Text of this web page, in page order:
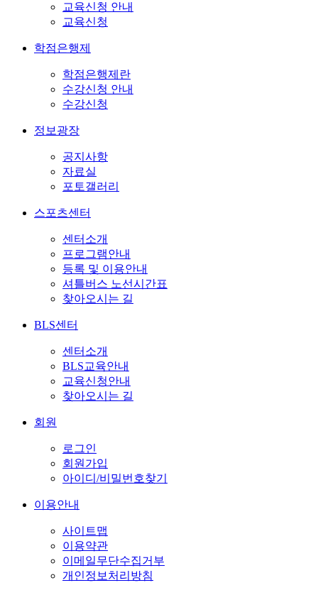
교육신청 안내
교육신청
학점은행제
학점은행제란
수강신청 안내
수강신청
정보광장
공지사항
자료실
포토갤러리
스포츠센터
센터소개
프로그램안내
등록 및 이용안내
셔틀버스 노선시간표
찾아오시는 길
BLS센터
센터소개
BLS교육안내
교육신청안내
찾아오시는 길
회원
로그인
회원가입
아이디/비밀번호찾기
이용안내
사이트맵
이용약관
이메일무단수집거부
개인정보처리방침